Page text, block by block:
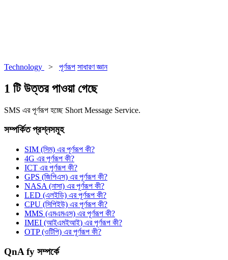
Technology > পূর্ণরূপ সাধারণ জ্ঞান
1 টি উত্তর পাওয়া গেছে
SMS এর পূর্ণরূপ হচ্ছে Short Message Service.
সম্পর্কিত প্রশ্নসমূহ
SIM (সিম) এর পূর্ণরূপ কী?
4G এর পূর্ণরূপ কী?
ICT এর পূর্ণরূপ কী?
GPS (জিপিএস) এর পূর্ণরূপ কী?
NASA (নাসা) এর পূর্ণরূপ কী?
LED (এলইডি) এর পূর্ণরূপ কী?
CPU (সিপিইউ) এর পূর্ণরূপ কী?
MMS (এমএমএস) এর পূর্ণরূপ কী?
IMEI (আইএমইআই) এর পূর্ণরূপ কী?
OTP (ওটিপি) এর পূর্ণরূপ কী?
QnA fy সম্পর্কে